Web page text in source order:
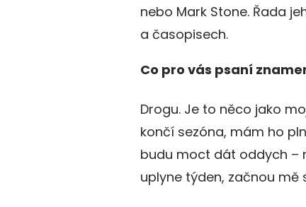
nebo Mark Stone. Řada
a časopisech.
Co pro vás psaní
Drogu. Je to něco jako
končí sezóna, mám ho
budu moct dát oddych –
uplyne týden, začnou